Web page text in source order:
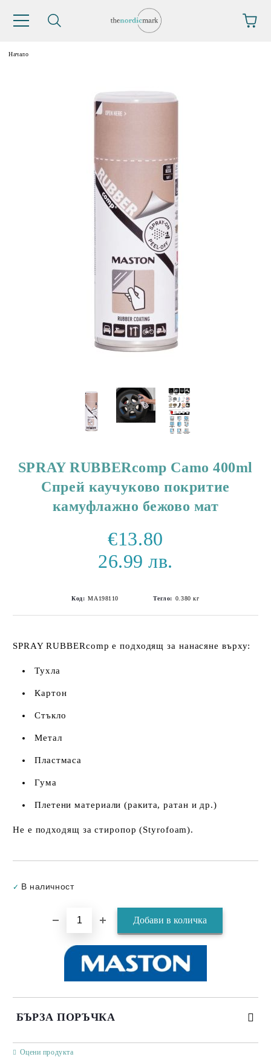
Начало
SPRAY RUBBERcomp Camo 400ml
Спрей каучуково покритие
камуфлажно бежово мат
€13.80
26.99 лв.
Код: MA198110 Тегло: 0.380 кг
SPRAY RUBBERcomp е подходящ за нанасяне върху:
Тухла
Картон
Стъкло
Метал
Пластмаса
Гума
Плетени материали (ракита, ратан и др.)
Не е подходящ за стиропор (Styrofoam).
✓ В наличност
БЪРЗА ПОРЪЧКА
Оцени продукта